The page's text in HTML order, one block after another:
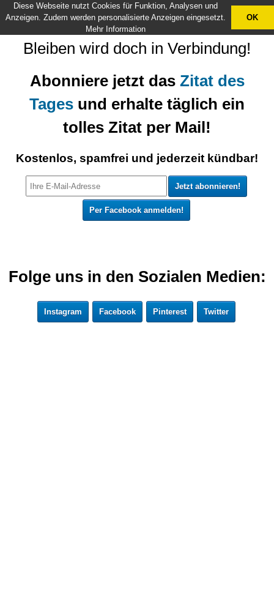
Bleiben wird doch in Verbindung!
Abonniere jetzt das Zitat des
Tages und erhalte täglich ein
tolles Zitat per Mail!
Kostenlos, spamfrei und jederzeit kündbar!
Per Facebook anmelden!
Folge uns in den Sozialen Medien:
Instagram Facebook Pinterest Twitter
X
Diese Webseite nutzt Cookies für Funktion, Analysen und
Anzeigen. Zudem werden personalisierte Anzeigen eingesetzt.
Mehr Information
OK